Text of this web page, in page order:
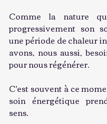
Comme la nature
progressivement son
une période de chaleur
avons, nous aussi,
pour nous régénérer.
C'est souvent à ce
soin énergétique
sens.